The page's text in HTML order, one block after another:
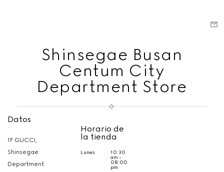
Shinsegae Busan
Centum City
Department Store
Datos
1F GUCCI,
Shinsegae
Department
Horario de
la tienda
Lunes 10:30
am -
08:00
pm